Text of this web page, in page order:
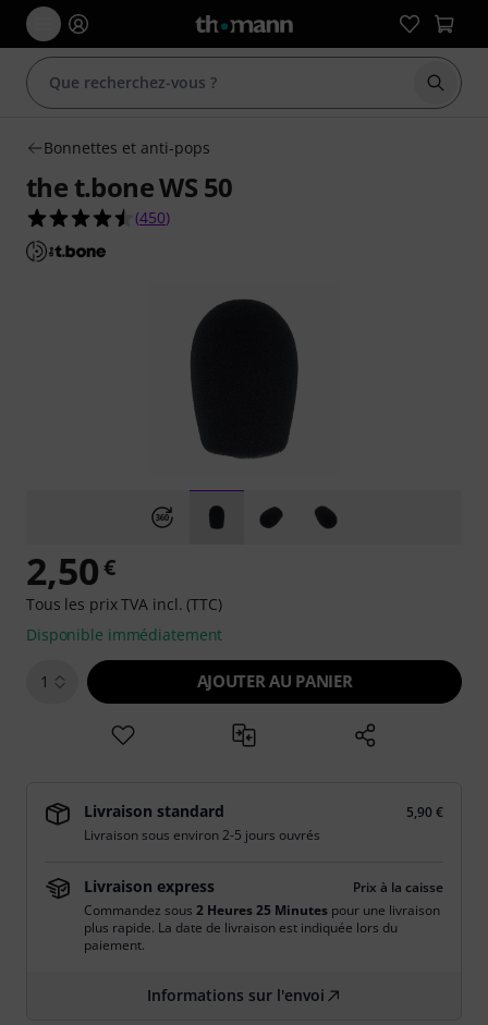
Bonnettes et anti-pops
the t.bone WS 50
4.5 étoiles sur 5 d'après 450 évaluations clients
(450)
2,50€
Tous les prix TVA incl. (TTC)
Disponible immédiatement
1 AJOUTER AU PANIER
Livraison standard
5,90 €
Livraison sous environ 2-5 jours ouvrés
Livraison express
Prix à la caisse
Commandez sous 2 Heures 25 Minutes pour une livraison
plus rapide. La date de livraison est indiquée lors du
paiement.
Informations sur l'envoi